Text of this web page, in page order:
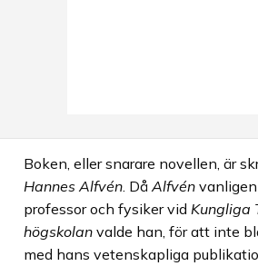
Boken, eller snarare novellen, är
Hannes Alfvén . Då Alfvén
professor och fysiker vid Kungliga
högskolan valde han, för att inte
med hans vetenskapliga